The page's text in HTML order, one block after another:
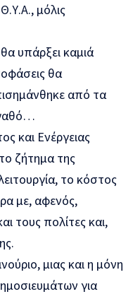
μόλις
υπάρξει καμιά
θα
από τα
και Ενέργειας
ζήτημα της
το κόστος
με, αφενός,
τους πολίτες και,
μιας και η μόνη
για